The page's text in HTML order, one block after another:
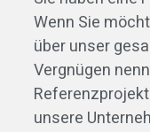
Wenn Sie
über unser
Vergnügen
unsere